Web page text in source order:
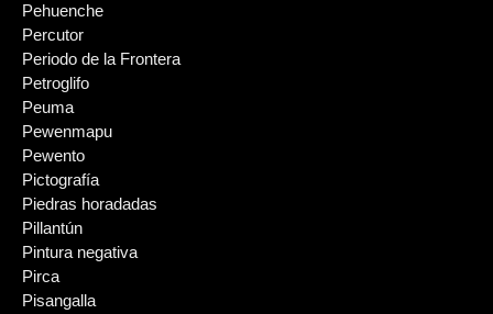
Pehuenche
Percutor
Periodo de la Frontera
Petroglifo
Peuma
Pewenmapu
Pewento
Pictografía
Piedras horadadas
Pillantún
Pintura negativa
Pirca
Pisangalla